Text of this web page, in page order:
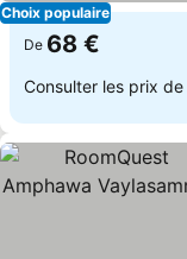
Choix populaire
De 68 €
Consulter les prix de